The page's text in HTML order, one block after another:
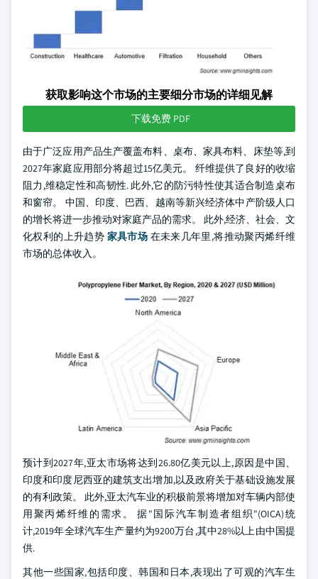
获取影响这个市场的主要细分市场的详细见解
下载免费 PDF
由于广泛应用产品生产覆盖布料、桌布、家具布料、床垫等,到
2027年家庭应用部分将超过15亿美元。 纤维提供了良好的收缩
阻力,维稳定性和高韧性. 此外,它的防污特性使其适合制造桌布
和窗帘。 中国、印度、巴西、越南等新兴经济体中产阶级人口
的增长将进一步推动对家庭产品的需求。 此外,经济、社会、文
化权利的上升趋势 家具市场 在未来几年里,将推动聚丙烯纤维
市场的总体收入。
预计到2027年,亚太市场将达到26.80亿美元以上,原因是中国、
印度和印度尼西亚的建筑支出增加,以及政府关于基础设施发展
的有利政策。 此外,亚太汽车业的积极前景将增加对车辆内部使
用聚丙烯纤维的需求。 据"国际汽车制造者组织"(OICA)统
计,2019年全球汽车生产量约为9200万台,其中28%以上由中国提
供.
其他一些国家,包括印度、韩国和日本,表现出了可观的汽车生